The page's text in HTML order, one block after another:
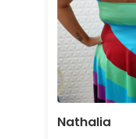
Nathalia